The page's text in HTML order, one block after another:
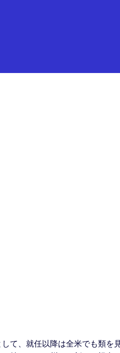
て、就任以降は全米でも類を